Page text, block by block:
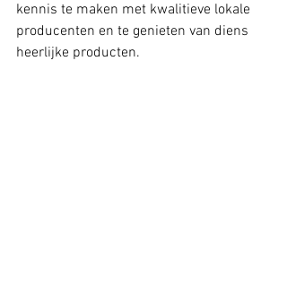
kennis te maken met kwalitieve lokale
producenten en te genieten van diens
heerlijke producten.